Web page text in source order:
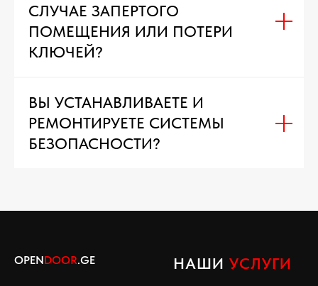
СЛУЧАЕ ЗАПЕРТОГО
ПОМЕЩЕНИЯ ИЛИ ПОТЕРИ
КЛЮЧЕЙ?
ВЫ УСТАНАВЛИВАЕТЕ И
РЕМОНТИРУЕТЕ СИСТЕМЫ
БЕЗОПАСНОСТИ?
OPENDOOR.GE НАШИ УСЛУГИ